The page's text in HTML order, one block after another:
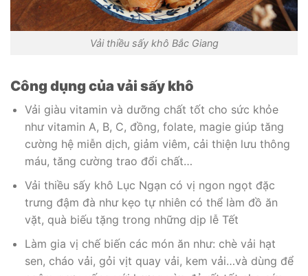
Vải thiều sấy khô Bắc Giang
Công dụng của vải sấy khô
Vải giàu vitamin và dưỡng chất tốt cho sức khỏe
như vitamin A, B, C, đồng, folate, magie giúp tăng
cường hệ miễn dịch, giảm viêm, cải thiện lưu thông
máu, tăng cường trao đổi chất…
Vải thiều sấy khô Lục Ngạn có vị ngon ngọt đặc
trưng đậm đà như kẹo tự nhiên có thể làm đồ ăn
vặt, quà biếu tặng trong những dịp lễ Tết
Làm gia vị chế biến các món ăn như: chè vải hạt
sen, cháo vải, gỏi vịt quay vải, kem vải…và dùng để